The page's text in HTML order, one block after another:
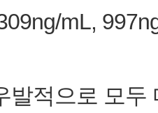
mL,
발적으로 모